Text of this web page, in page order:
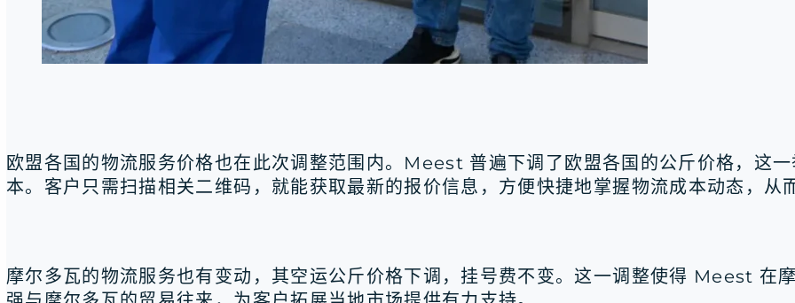
欧盟各国的物流服务价格也在此次调整范围内。Meest 普遍下调了欧盟各国的公斤价格，这
本。客户只需扫描相关二维码，就能获取最新的报价信息，方便快捷地掌握物流成本动态，从
摩尔多瓦的物流服务也有变动，其空运公斤价格下调，挂号费不变。这一调整使得 Meest 在